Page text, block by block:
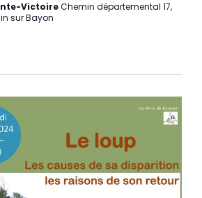
VictoireChemin départemental 17,
sur Bayon